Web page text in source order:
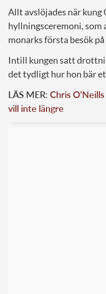
Allt avslöjades när kung
hyllningsceremoni, som
monarks första besök på
Intill kungen satt
det tydligt hur hon bär
LÄS MER: Chris
vill inte längre